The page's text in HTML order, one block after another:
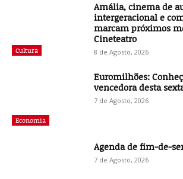
Cultura
Amália, cinema de
intergeracional e
marcam próximos
Cineteatro
8 de Agosto, 2026
Economia
Euromilhões:
vencedora desta
7 de Agosto, 2026
Agenda de fim-de-
7 de Agosto, 2026